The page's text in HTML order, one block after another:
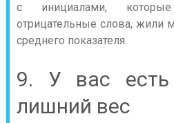
с инициалами,
отрицательные слова, жили
среднего показателя.
9. У вас есть
лишний вес